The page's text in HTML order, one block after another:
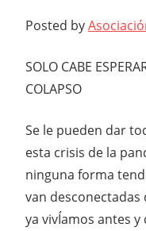
Posted by
SOLO CABE
COLAPSO
Se le pueden dar
esta crisis de la
ninguna forma
van desconectadas
ya vivÍamos antes